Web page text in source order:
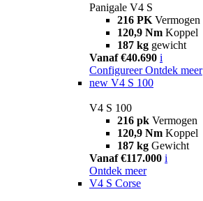
Panigale V4 S
216 PK Vermogen
120,9 Nm Koppel
187 kg gewicht
Vanaf €40.690 i
Configureer Ontdek meer
new V4 S 100
V4 S 100
216 pk Vermogen
120,9 Nm Koppel
187 kg Gewicht
Vanaf €117.000 i
Ontdek meer
V4 S Corse